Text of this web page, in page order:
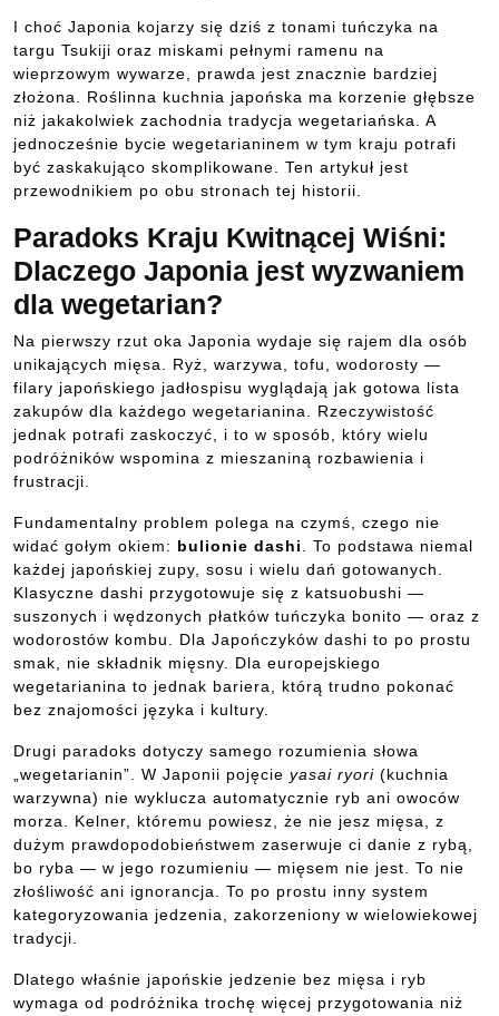
I choć Japonia kojarzy się dziś z tonami tuńczyka na
targu Tsukiji oraz miskami pełnymi ramenu na
wieprzowym wywarze, prawda jest znacznie bardziej
złożona. Roślinna kuchnia japońska ma korzenie głębsze
niż jakakolwiek zachodnia tradycja wegetariańska. A
jednocześnie bycie wegetarianinem w tym kraju potrafi
być zaskakująco skomplikowane. Ten artykuł jest
przewodnikiem po obu stronach tej historii.
Paradoks Kraju Kwitnącej Wiśni:
Dlaczego Japonia jest wyzwaniem
dla wegetarian?
Na pierwszy rzut oka Japonia wydaje się rajem dla osób
unikających mięsa. Ryż, warzywa, tofu, wodorosty —
filary japońskiego jadłospisu wyglądają jak gotowa lista
zakupów dla każdego wegetarianina. Rzeczywistość
jednak potrafi zaskoczyć, i to w sposób, który wielu
podróżników wspomina z mieszaniną rozbawienia i
frustracji.
Fundamentalny problem polega na czymś, czego nie
widać gołym okiem: bulionie dashi
. To podstawa niemal
każdej japońskiej zupy, sosu i wielu dań gotowanych.
Klasyczne dashi przygotowuje się z katsuobushi —
suszonych i wędzonych płatków tuńczyka bonito — oraz z
wodorostów kombu. Dla Japończyków dashi to po prostu
smak, nie składnik mięsny. Dla europejskiego
wegetarianina to jednak bariera, którą trudno pokonać
bez znajomości języka i kultury.
Drugi paradoks dotyczy samego rozumienia słowa
„wegetarianin”. W Japonii pojęcie yasai ryori (kuchnia
warzywna) nie wyklucza automatycznie ryb ani owoców
morza. Kelner, któremu powiesz, że nie jesz mięsa, z
dużym prawdopodobieństwem zaserwuje ci danie z rybą,
bo ryba — w jego rozumieniu — mięsem nie jest. To nie
złośliwość ani ignorancja. To po prostu inny system
kategoryzowania jedzenia, zakorzeniony w wielowiekowej
tradycji.
Dlatego właśnie japońskie jedzenie bez mięsa i ryb
wymaga od podróżnika trochę więcej przygotowania niż